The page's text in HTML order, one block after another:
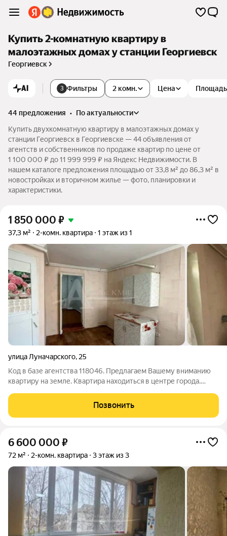
Купить 2-комнатную квартиру в
малоэтажных домах у станции Георгиевск
Георгиевск
AI 3 Фильтры 2 комн. Цена Площадь
44 предложения •
по актуальности
Купить двухкомнатную квартиру в малоэтажных домах у
станции Георгиевск в Георгиевске — 44 объявления от
агентств и собственников по продаже квартир по цене от
1 100 000 ₽ до 11 999 999 ₽ на Яндекс Недвижимости. В
нашем каталоге предложения площадью от 33,8 м² до 86,3 м² в
новостройках и вторичном жилье — фото, планировки и
характеристики.
1 850 000 ₽
37,3 м² 2-комн. квартира 1 этаж из 1
улица Луначарского, 25
Код в базе агентства 118046. Предлагаем Вашему вниманию
квартиру на земле. Квартира находиться в центре города.
индивидуальное отопление, можно заходить и жить. Более
подробную информацию об этом и
Позвонить
6 600 000 ₽
72 м² 2-комн. квартира 3 этаж из 3